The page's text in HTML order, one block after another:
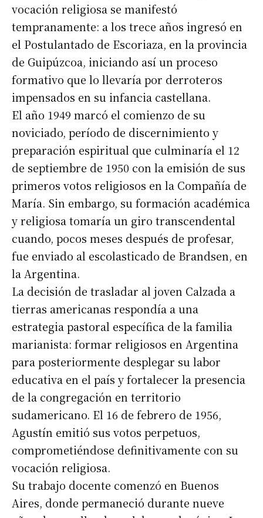
vocación religiosa se manifestó
tempranamente: a los trece años ingresó en
el Postulantado de Escoriaza, en la provincia
de Guipúzcoa, iniciando así un proceso
formativo que lo llevaría por derroteros
impensados en su infancia castellana.
El año 1949 marcó el comienzo de su
noviciado, período de discernimiento y
preparación espiritual que culminaría el 12
de septiembre de 1950 con la emisión de sus
primeros votos religiosos en la Compañía de
María. Sin embargo, su formación académica
y religiosa tomaría un giro transcendental
cuando, pocos meses después de profesar,
fue enviado al escolasticado de Brandsen, en
la Argentina.
La decisión de trasladar al joven Calzada a
tierras americanas respondía a una
estrategia pastoral específica de la familia
marianista: formar religiosos en Argentina
para posteriormente desplegar su labor
educativa en el país y fortalecer la presencia
de la congregación en territorio
sudamericano. El 16 de febrero de 1956,
Agustín emitió sus votos perpetuos,
comprometiéndose definitivamente con su
vocación religiosa.
Su trabajo docente comenzó en Buenos
Aires, donde permaneció durante nueve